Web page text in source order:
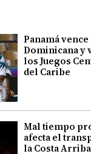
Panamá
Dominicana y
los Juegos
del Caribe
Mal tiempo
afecta el
la Costa